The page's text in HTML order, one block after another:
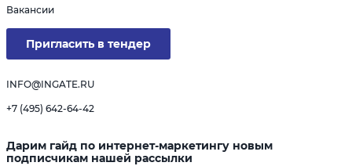
Вакансии
Пригласить в тендер
INFO@INGATE.RU
+7 (495) 642-64-42
Дарим гайд по интернет-маркетингу новым
подписчикам нашей рассылки